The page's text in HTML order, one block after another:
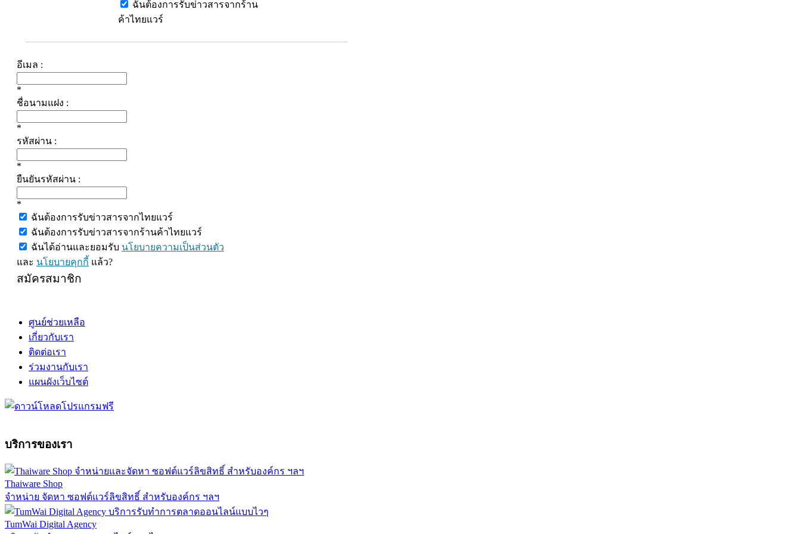
ฉันต้องการรับข่าวสารจากร้าน
ค้าไทยแวร์
อีเมล :
*
ชื่อนามแฝง :
*
รหัสผ่าน :
*
ยืนยันรหัสผ่าน :
*
ฉันต้องการรับข่าวสารจากไทยแวร์
ฉันต้องการรับข่าวสารจากร้านค้าไทยแวร์
ฉันได้อ่านและยอมรับ นโยบายความเป็นส่วนตัว
และ นโยบายคุกกี้ แล้ว?
สมัครสมาชิก
ศูนย์ช่วยเหลือ
เกี่ยวกับเรา
ติดต่อเรา
ร่วมงานกับเรา
แผนผังเว็บไซต์
บริการของเรา
Thaiware Shop
จำหน่าย จัดหา ซอฟต์แวร์ลิขสิทธิ์ สำหรับองค์กร ฯลฯ
TumWai Digital Agency